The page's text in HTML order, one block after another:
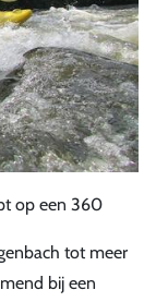
op een 360
tot meer
bij een